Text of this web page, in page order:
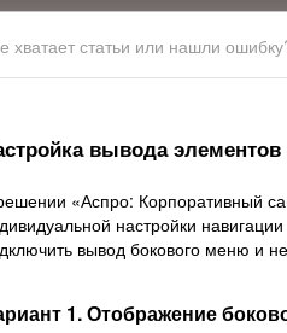
хватает статьи или нашли
вывода
«Аспро: Корпоративный
настройки
вывод бокового меню и
1. Отображение